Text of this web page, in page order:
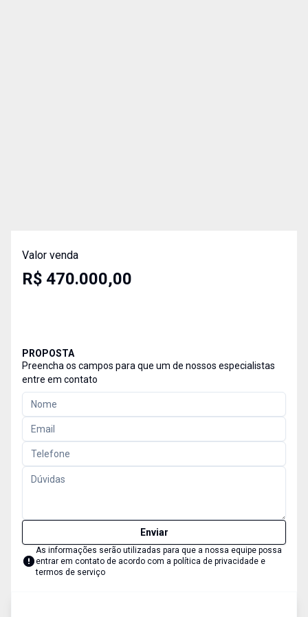
Valor venda
R$ 470.000,00
PROPOSTA
Preencha os campos para que um de nossos especialistas
entre em contato
Enviar
As informações serão utilizadas para que a nossa equipe possa
entrar em contato de acordo com a política de privacidade e
termos de serviço